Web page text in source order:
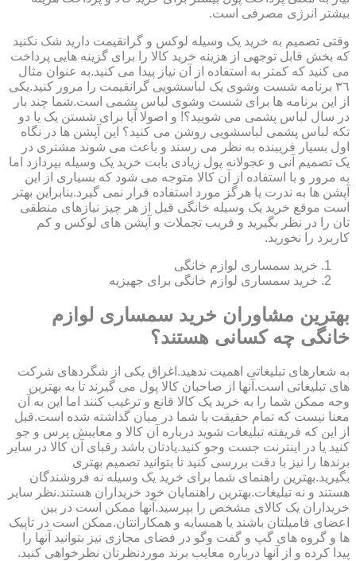
بیشتر انرژی مصرفی است.
وقتی تصمیم به خرید یک وسیله لوکس و گرانقیمت دارید شک نکنید
که بخش قابل توجهی از هزینه خرید کالا را برای گزینه هایی پرداخت
می کنید که کمتر به استفاده از آن نیاز پیدا می کنید.به عنوان مثال
٣٦ برنامه شست وشوی یک لباسشویی گرانقیمت را مرور کنید.یکی
از این برنامه ها برای شست وشوی لباس پشمی است.شما چند بار
در سال لباس پشمی می شویید؟! و اصولا آیا برای شستن یک یا دو
تکه لباس پشمی لباسشویی روشن می کنید؟ این آپشن ها در نگاه
اول بسیار فریبنده به نظر می رسند و باعث می شوند مشتری در
یک تصمیم آنی و عجولانه پول زیادی بابت خرید یک وسیله بپردازد اما
به مرور و با استفاده از آن کالا متوجه می شود که بسیاری از این
آپشن ها به ندرت یا هرگز مورد استفاده قرار نمی گیرد.بنابراین بهتر
است موقع خرید یک وسیله خانگی قبل از هر چیز نیازهای منطقی
تان را در نظر بگیرید و فریب تجملات و آپشن های لوکس و کم
کاربرد را نخورید.
خرید سمساری لوازم خانگی
خرید سمساری لوازم خانگی برای جهیزیه
بهترین مشاوران خرید سمساری لوازم
خانگی چه کسانی هستند؟
به شعارهای تبلیغاتی اهمیت ندهید.اغراق یکی از شگردهای شرکت
های تبلیغاتی است.آنها از صاحبان کالا پول می گیرند تا به بهترین
وجه ممکن شما را به خرید یک کالا قانع و ترغیب کنند اما این به آن
معنا نیست که تمام حقیقت با شما در میان گذاشته شده است.قبل
از این که فریفته تبلیغات شوید درباره آن کالا و معایبش پرس و جو
کنید یا در اینترنت جست وجو کنید.یادتان باشد رقبای آن کالا در سایر
برندها را نیز با دقت بررسی کنید تا بتوانید تصمیم بهتری
بگیرید.بهترین راهنمای شما برای خرید یک وسیله نه فروشندگان
هستند و نه تبلیغات.بهترین راهنمایان خود خریداران هستند.نظر سایر
خریداران یک کالای مشخص را بپرسید.آنها ممکن است در بین
اعضای فامیلتان باشند یا همسایه و همکارانتان.ممکن است در تاپیک
ها و گروه های گپ و گفت وگو در فضای مجازی نیز بتوانید آنها را
پیدا کرده و از آنها درباره معایب برند موردنظرتان نظرخواهی کنید.